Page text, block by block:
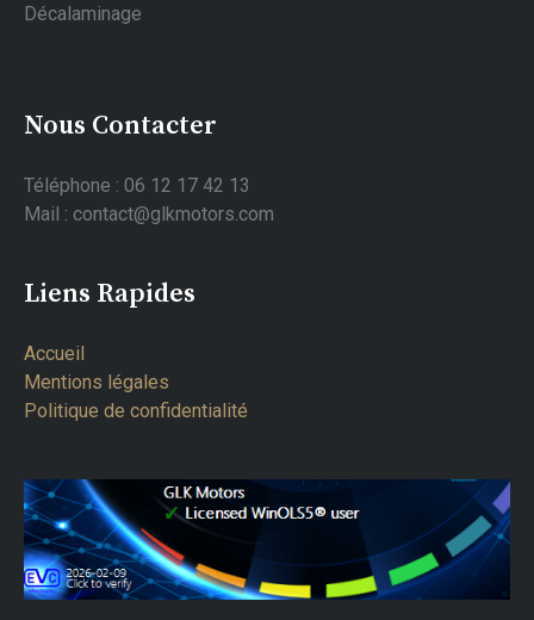
Décalaminage
Nous Contacter
Téléphone : 06 12 17 42 13
Mail : contact@glkmotors.com
Liens Rapides
Accueil
Mentions légales
Politique de confidentialité